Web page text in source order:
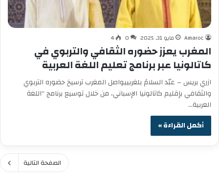
Amaroc مايو 31, 2025 0
4
المغرب يعزز حضوره الثقافي والتربوي في
كاتالونيا عبر برنامج تعليم اللغة العربية
ازري بريس – عبّد السلامً بلغربييواصل المغرب ترسيخ حضوره التربوي
والثقافي بإقليم كاتالونيا الإسباني، من خلال توسيع برنامج “اللغة
العربية…
أكمل القراءة »
الصفحة التالية